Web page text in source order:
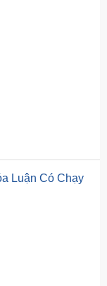
Luận Có Chạy